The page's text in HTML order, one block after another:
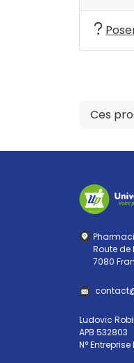
Ces
Route de
7080
contact
Ludovic
APB 532803
N° Entreprise